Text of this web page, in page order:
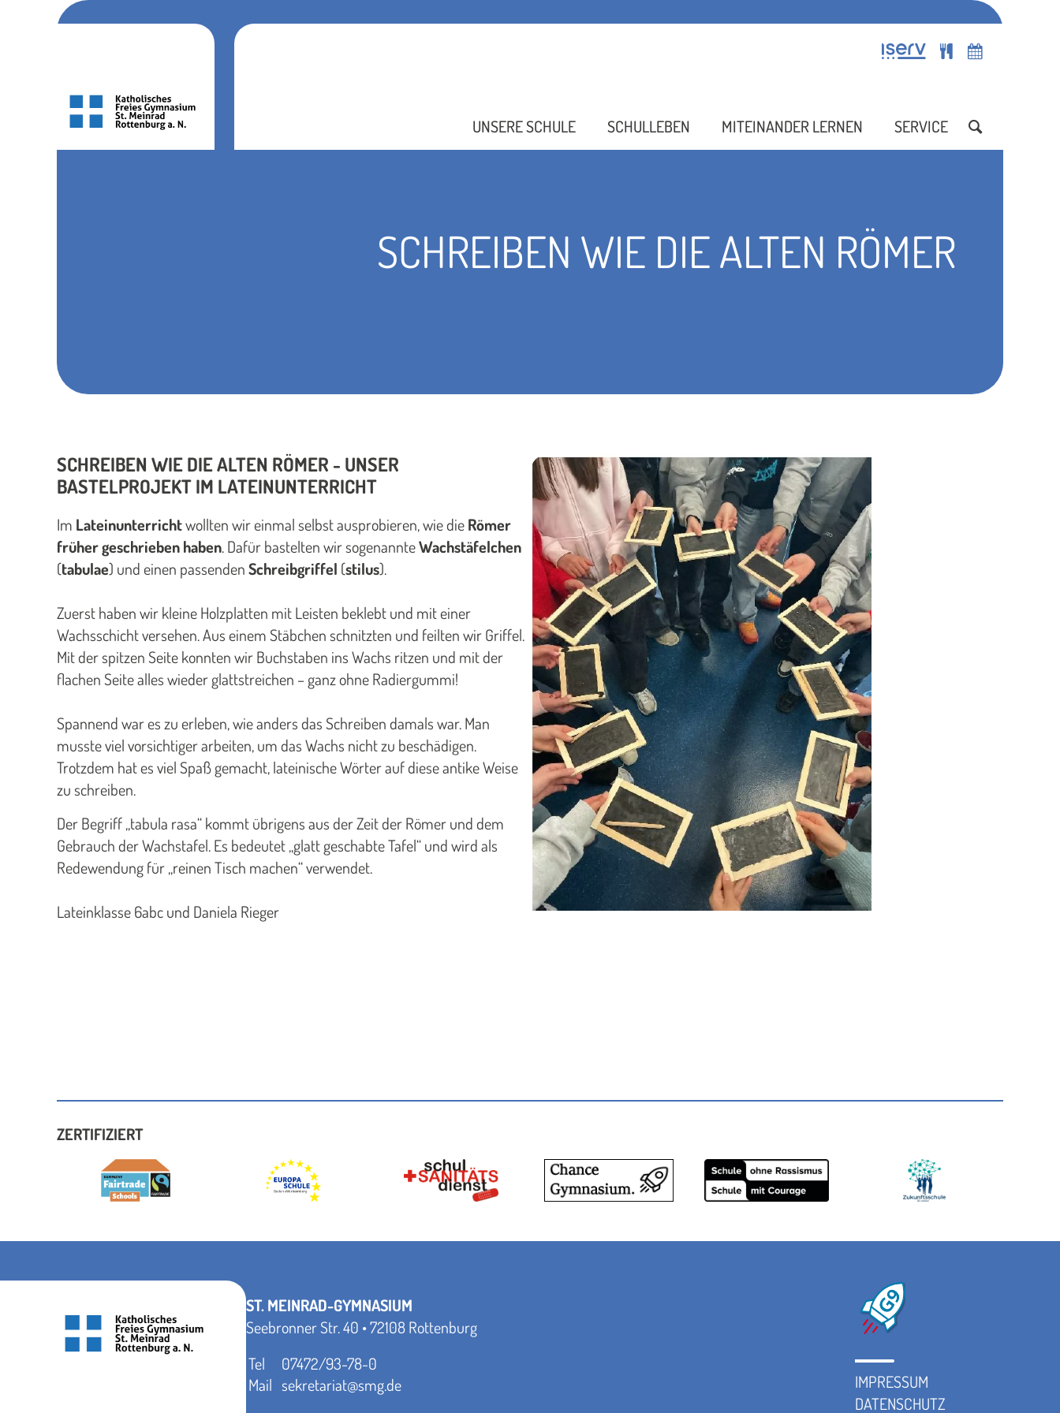
UNSERE SCHULE SCHULLEBEN MITEINANDER LERNEN SERVICE
SCHREIBEN WIE DIE ALTEN RÖMER
SCHREIBEN WIE DIE ALTEN RÖMER - UNSER
BASTELPROJEKT IM LATEINUNTERRICHT
Im Lateinunterrichtwollten wir einmal selbst ausprobieren, wie dieRömer
früher geschrieben haben. Dafür bastelten wir sogenannteWachstäfelchen
(tabulae) und einen passendenSchreibgriffel (stilus).
Zuerst haben wir kleine Holzplatten mit Leisten beklebt und mit einer
Wachsschicht versehen. Aus einem Stäbchen schnitzten und feilten wir Griffel.
Mit der spitzen Seite konnten wir Buchstaben ins Wachs ritzen und mit der
flachen Seite alles wieder glattstreichen – ganz ohne Radiergummi!
Spannend war es zu erleben, wie anders das Schreiben damals war. Man
musste viel vorsichtiger arbeiten, um das Wachs nicht zu beschädigen.
Trotzdem hat es viel Spaß gemacht, lateinische Wörter auf diese antike Weise
zu schreiben.
Der Begriff „tabula rasa“ kommt übrigens aus der Zeit der Römer und dem
Gebrauch der Wachstafel. Es bedeutet „glatt geschabte Tafel“ und wird als
Redewendung für „reinen Tisch machen“ verwendet.
Lateinklasse 6abc und Daniela Rieger
ZERTIFIZIERT
ST. MEINRAD-GYMNASIUM
Seebronner Str. 40 • 72108 Rottenburg
Tel
07472/93-78-0
Mail sekretariat@smg.de
IMPRESSUM
DATENSCHUTZ